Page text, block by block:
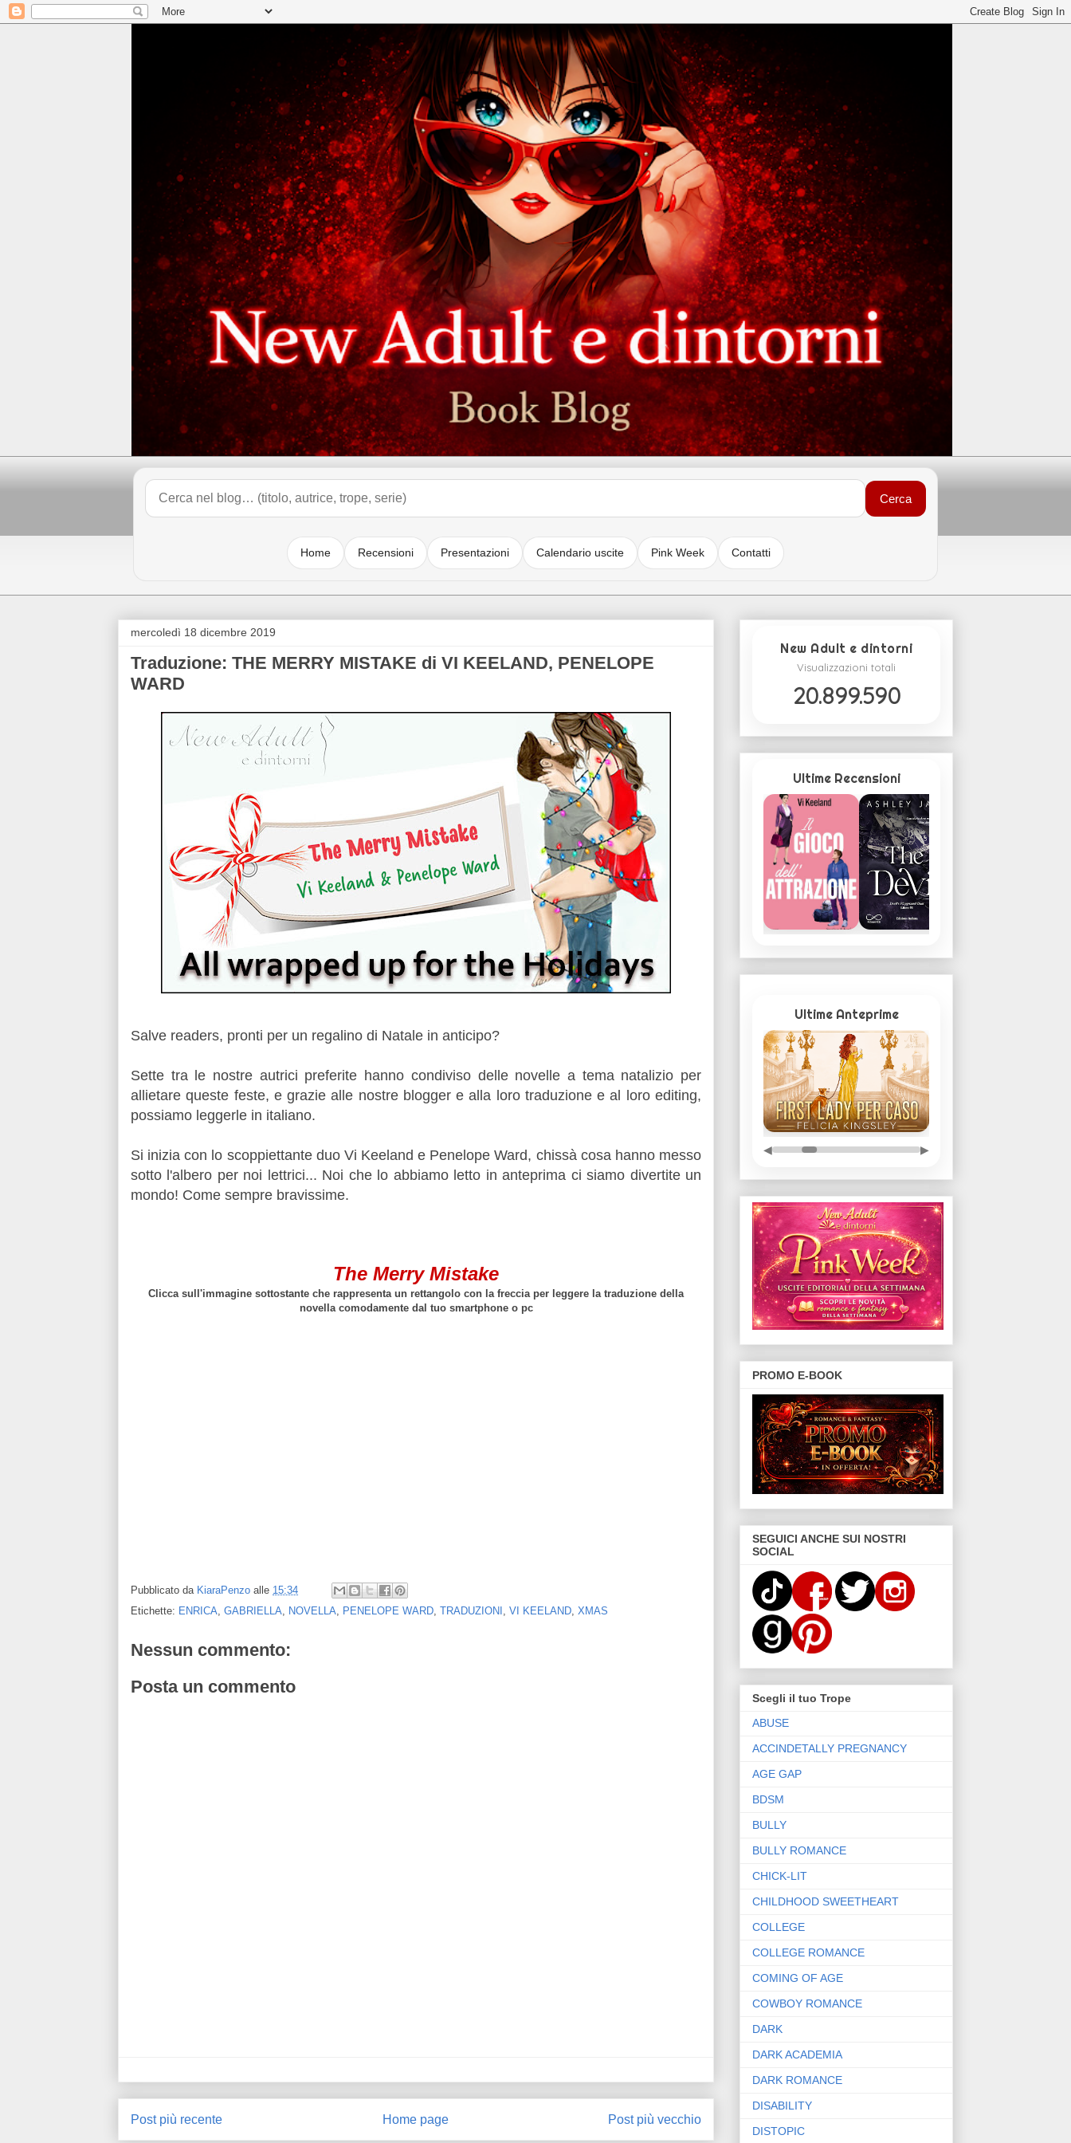
Cerca
Home Recensioni Presentazioni Calendario uscite Pink Week Contatti
mercoledì 18 dicembre 2019
Traduzione: THE MERRY MISTAKE di VI KEELAND, PENELOPE
WARD
Salve readers, pronti per un regalino di Natale in anticipo?
Sette tra le nostre autrici preferite hanno condiviso delle novelle a tema natalizio per
allietare queste feste, e grazie alle nostre blogger e alla loro traduzione e al loro editing,
possiamo leggerle in italiano.
Si inizia con lo scoppiettante duo Vi Keeland e Penelope Ward, chissà cosa hanno messo
sotto l'albero per noi lettrici... Noi che lo abbiamo letto in anteprima ci siamo divertite un
mondo! Come sempre bravissime.
The Merry Mistake
Clicca sull'immagine sottostante che rappresenta un rettangolo con la freccia per leggere la traduzione della
novella comodamente dal tuo smartphone o pc
Pubblicato da KiaraPenzo alle 15:34
Etichette: ENRICA, GABRIELLA, NOVELLA, PENELOPE WARD, TRADUZIONI , VI KEELAND, XMAS
Nessun commento:
Posta un commento
Post più recente Post più vecchio
Home page
New Adult e dintorni
Visualizzazioni totali
20.899.590
Ultime Recensioni
Ultime Anteprime
◀ ▶
PROMO E-BOOK
SEGUICI ANCHE SUI NOSTRI
SOCIAL
Scegli il tuo Trope
ABUSE
ACCINDETALLY PREGNANCY
AGE GAP
BDSM
BULLY
BULLY ROMANCE
CHICK-LIT
CHILDHOOD SWEETHEART
COLLEGE
COLLEGE ROMANCE
COMING OF AGE
COWBOY ROMANCE
DARK
DARK ACADEMIA
DARK ROMANCE
DISABILITY
DISTOPIC